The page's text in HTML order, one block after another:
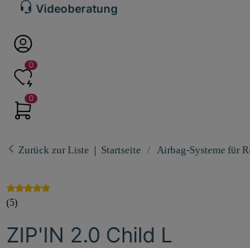
Videoberatung
0
0
Zurück zur Liste Startseite Airbag-Systeme für
(5)
ZIP'IN 2.0 Child L